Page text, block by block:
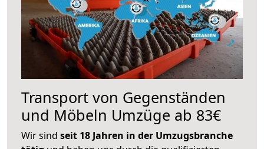
Transport von Gegenständen
und Möbeln Umzüge ab 83€
Wir sind seit 18 Jahren in der Umzugsbranche